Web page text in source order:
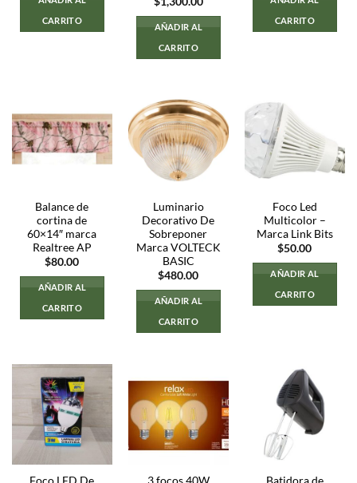
CARRITO
AÑADIR AL
CARRITO
CARRITO
Balance de
cortina de
60×14″ marca
Realtree AP
$80.00
AÑADIR AL
CARRITO
Luminario
Decorativo De
Sobreponer
Marca VOLTECK
BASIC
$480.00
AÑADIR AL
CARRITO
Foco Led
Multicolor –
Marca Link Bits
$50.00
AÑADIR AL
CARRITO